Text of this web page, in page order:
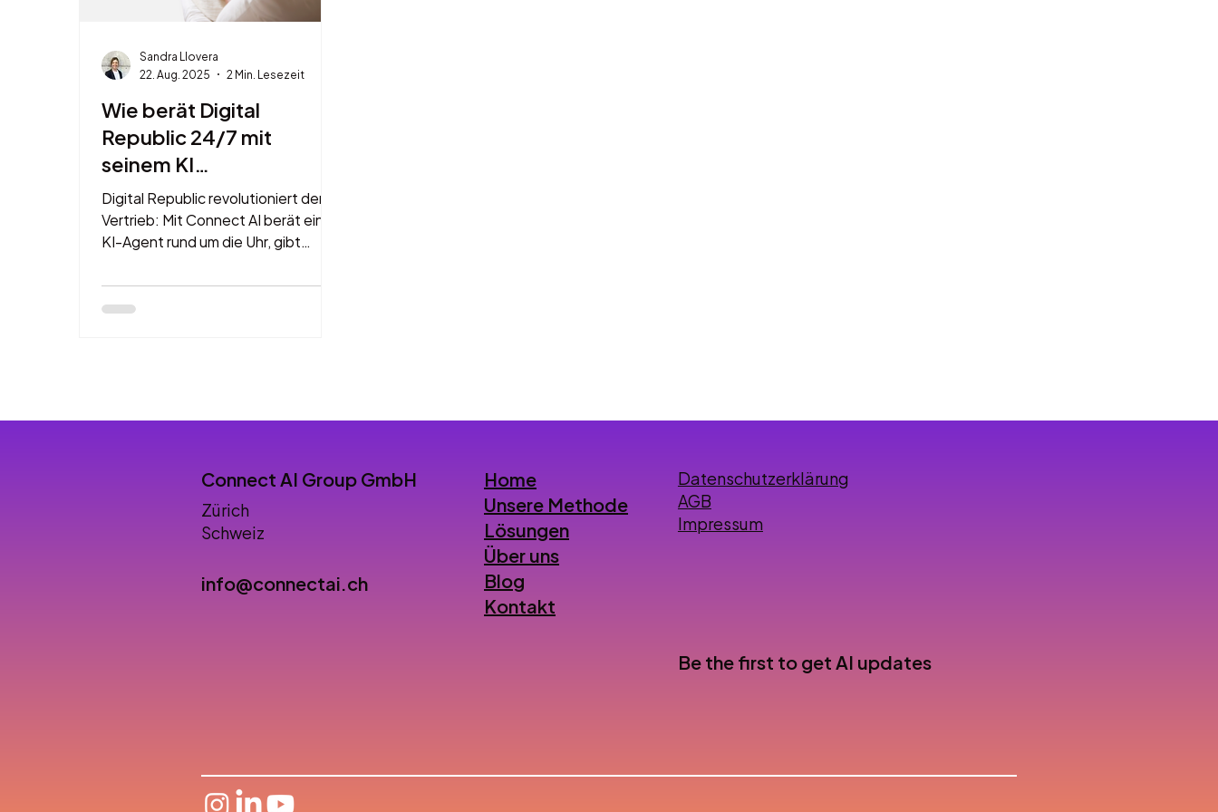
Wie berät Digital
Republic 24/7 mit
seinem KI
Vertriebsagent?
Digital Republic revolutioniert den
Vertrieb: Mit Connect AI berät ein
KI-Agent rund um die Uhr, gibt
und steigert Abschlüsse deutlich.
Sandra Llovera
22. Aug. 2025
2 Min. Lesezeit
Connect AI Group GmbH
Zürich
Schweiz
info@connectai.ch
Home
Unsere Methode
Lösungen
Über uns
Blog
Kontakt
Datenschutzerklärung
AGB
Impressum
Be the first to get AI updates